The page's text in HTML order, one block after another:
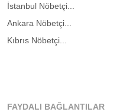
İstanbul Nöbetçi...
Ankara Nöbetçi...
Kıbrıs Nöbetçi...
FAYDALI BAĞLANTILAR